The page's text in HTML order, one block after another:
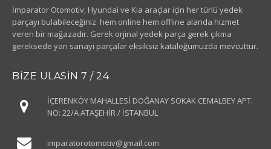
İmparator Otomotiv; Hyundai ve Kia araçlar için her türlü yedek
parçayı bulabileceğiniz hem online hem offline alanda hizmet
veren bir mağazadır. Gerek orjinal yedek parça gerek çıkma
gereksede yan sanayi parçalar eksiksiz kataloğumuzda mevcuttur.
BIZE ULASIN 7 / 24
İÇERENKÖY MAHALLESİ DOĞANAY SOKAK CEMALBEY APT.
NO: 22/A ATAŞEHİR / İSTANBUL
imparatorotomotiv@gmail.com